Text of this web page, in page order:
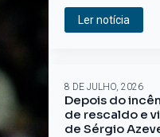
Ler notícia
Depois do
de rescaldo e
de Sérgio
8 DE JULHO, 2026